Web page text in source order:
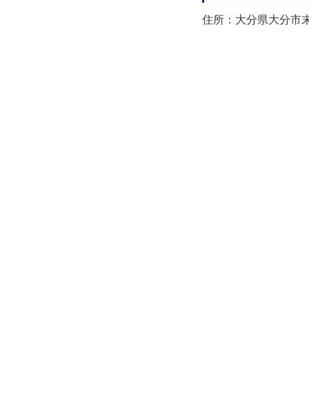
住所：大分県大分市